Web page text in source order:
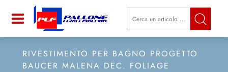
Open La modifica di un filtro
RIVESTIMENTO PER BAGNO PROGETTO
BAUCER MALENA DEC. FOLIAGE